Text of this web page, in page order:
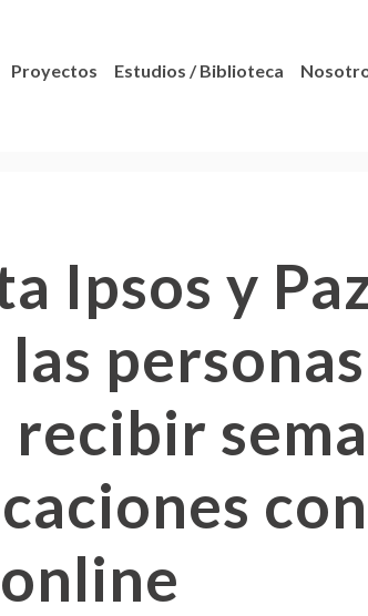
Proyectos Estudios / Biblioteca
Ipsos y
recibir